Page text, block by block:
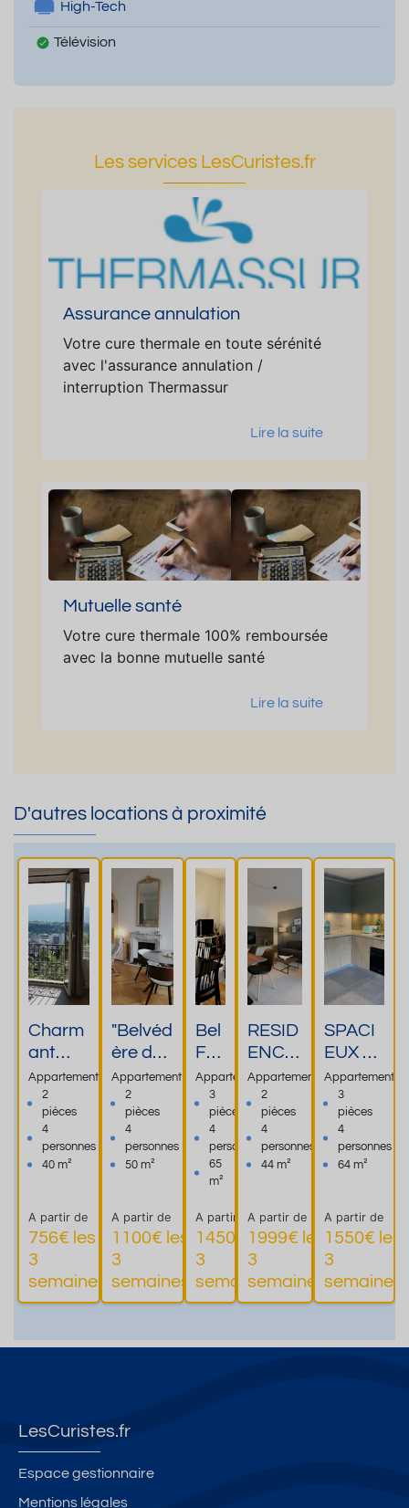
High-Tech
Télévision
Les services LesCuristes.fr
Assurance annulation
Votre cure thermale en toute sérénité
avec l'assurance annulation /
interruption Thermassur
Lire la suite
Mutuelle santé
Votre cure thermale 100% remboursée
avec la bonne mutuelle santé
Lire la suite
D'autres locations à proximité
Charm
ant
appart
ement
de 40
m2
avec
onelle
sur Aix
les
Bains
Appartement
2
pièces
4
personnes
40 m²
A partir de
756€ les
3
semaines
Plus
d'informations
"Belvéd
ère du
Bernas
con" 2
pièces
parking
calme
forfait
curiste
s
Appartement
2
pièces
4
personnes
50 m²
A partir de
1100€ les
3
semaines
d'informations
Bel
F3
Ast
ori
ce
ntr
e
Appartement
3
pièces
4
personnes
65
m²
A partir de
1450€ les
3
semaines
d'informations
RESID
ENCE
EXCE
PTION
- T2
classé
4**** -
parkin
g privé
Appartement
2
pièces
4
personnes
44 m²
A partir de
1999€ les
3
semaines
SPACI
EUX et
Beau
T3
dans la
réside
nce
Terras
se et
Garag
e
Appartement
3
pièces
4
personnes
64 m²
A partir de
1550€ les
3
semaines
LesCuristes.fr
Espace gestionnaire
Mentions légales